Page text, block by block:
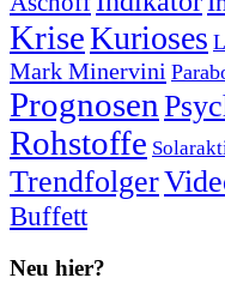
KriseKurioses
Mark Minervini
Prognosen
Rohstoffe
Trendfolger
Buffett
Neu hier?